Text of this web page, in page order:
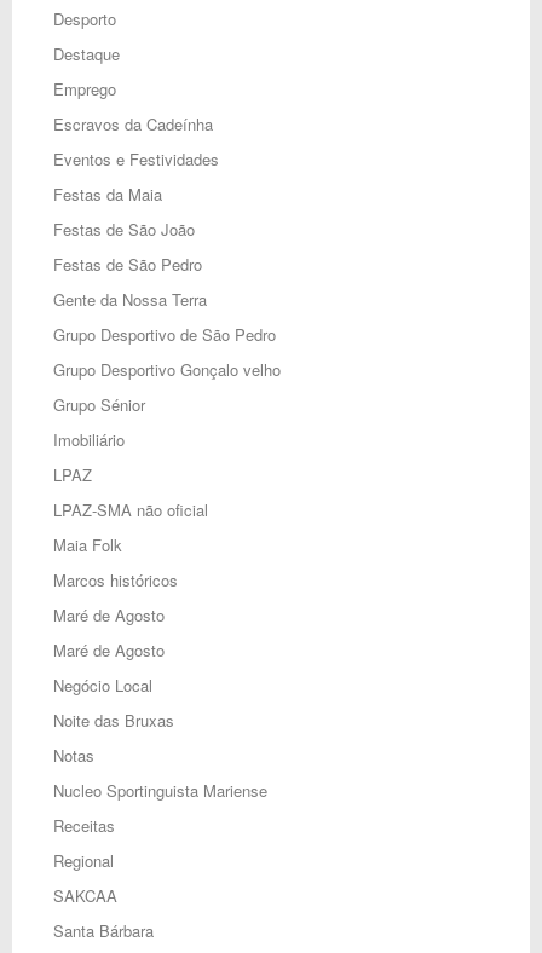
Desporto
Destaque
Emprego
Escravos da Cadeínha
Eventos e Festividades
Festas da Maia
Festas de São João
Festas de São Pedro
Gente da Nossa Terra
Grupo Desportivo de São Pedro
Grupo Desportivo Gonçalo velho
Grupo Sénior
Imobiliário
LPAZ
LPAZ-SMA não oficial
Maia Folk
Marcos históricos
Maré de Agosto
Maré de Agosto
Negócio Local
Noite das Bruxas
Notas
Nucleo Sportinguista Mariense
Receitas
Regional
SAKCAA
Santa Bárbara